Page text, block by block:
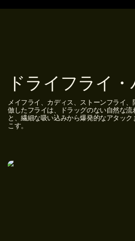
ドライフライ
メイフライ、カディス、ストーンフライ
倣したフライは、ドラッグのない自然な
と、繊細な吸い込みから爆発的なアタッ
こす。